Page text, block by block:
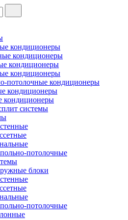
кондиционеры
кондиционеры
кондиционеры
кондиционеры
потолочные кондиционеры
кондиционеры
кондиционеры
системы
потолочные
блоки
потолочные